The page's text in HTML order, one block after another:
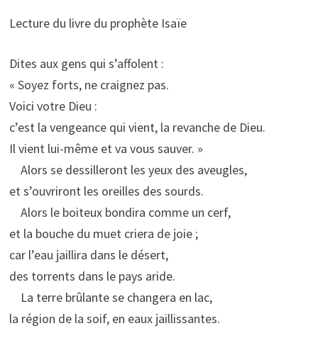
Lecture du livre du prophète Isaïe
Dites aux gens qui s’affolent :
« Soyez forts, ne craignez pas.
Voici votre Dieu :
c’est la vengeance qui vient, la revanche de Dieu.
Il vient lui-même et va vous sauver. »
Alors se dessilleront les yeux des aveugles,
et s’ouvriront les oreilles des sourds.
Alors le boiteux bondira comme un cerf,
et la bouche du muet criera de joie ;
car l’eau jaillira dans le désert,
des torrents dans le pays aride.
La terre brûlante se changera en lac,
la région de la soif, en eaux jaillissantes.